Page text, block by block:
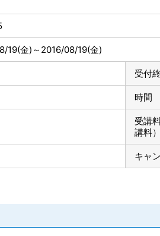
19(金) ～ 2016/08/19(金)
受付
時間
受講
講料）
キャ